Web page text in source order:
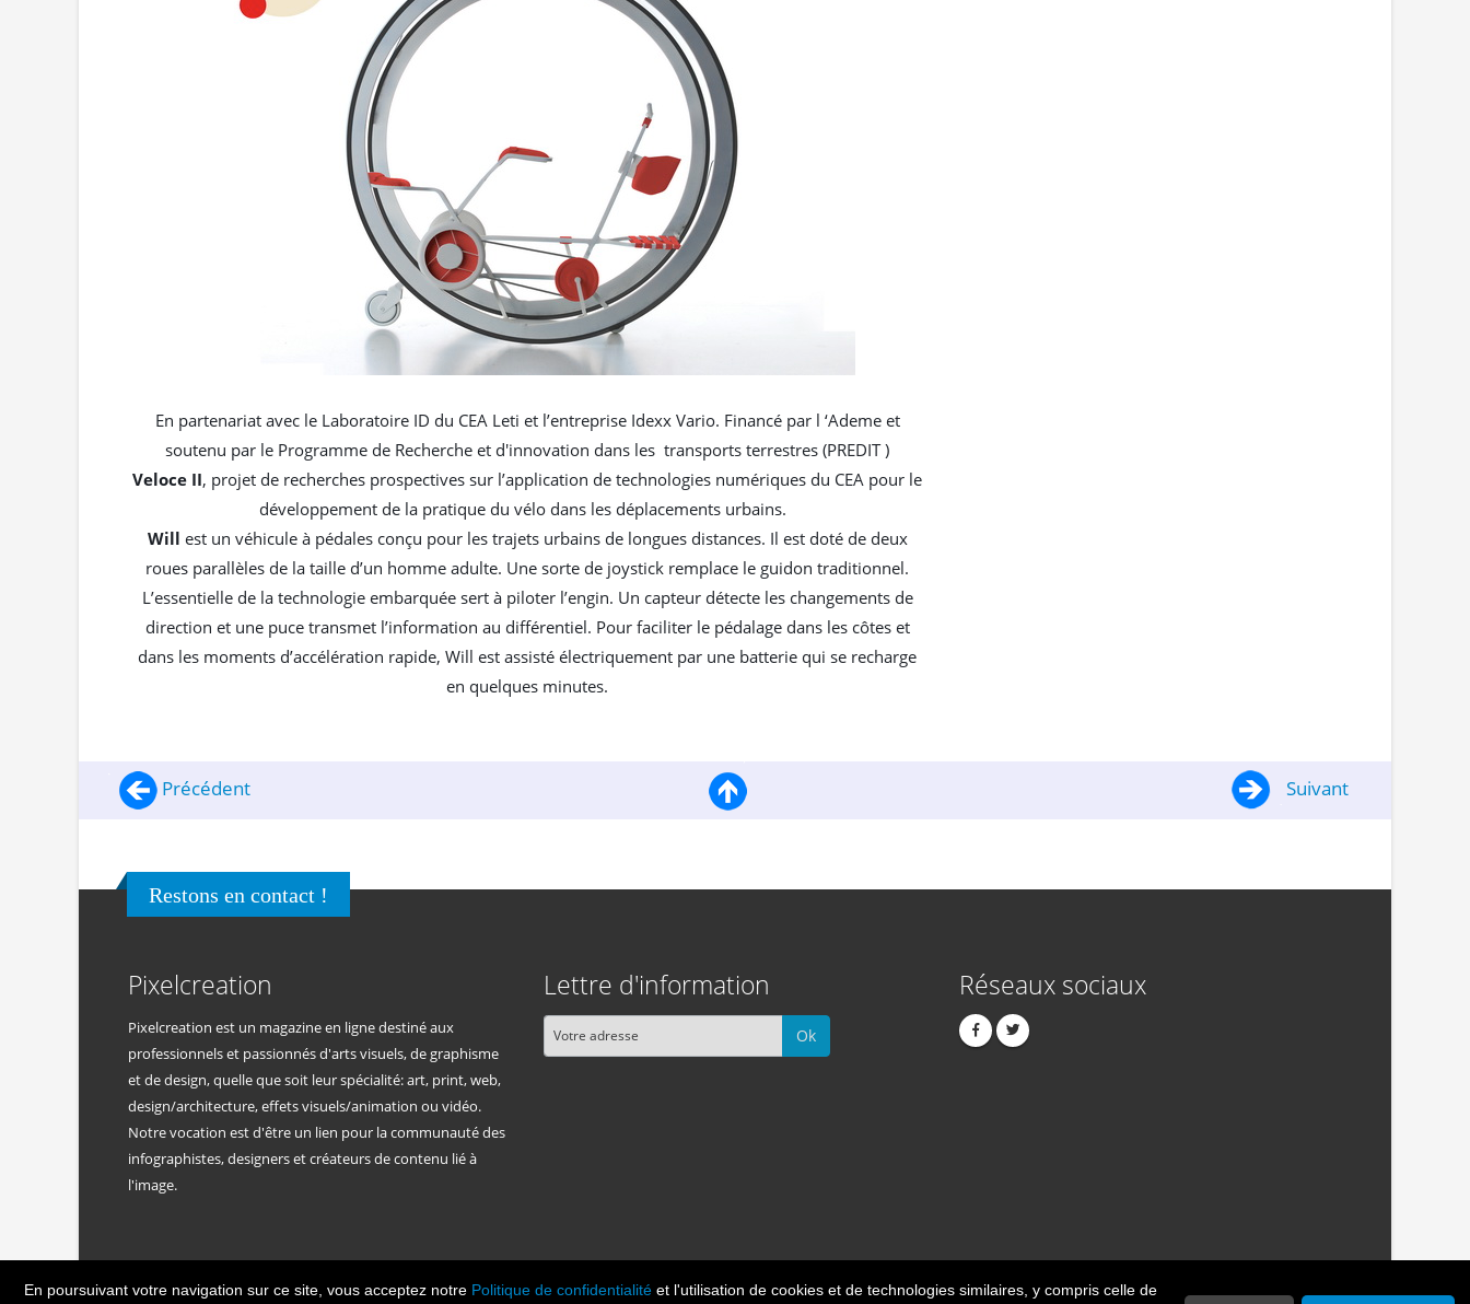
En poursuivant votre navigation sur ce site, vous acceptez notre Politique de confidentialitéet l'utilisation de cookies et de technologies similaires, y compris celle de
En partenariat avec le Laboratoire ID du CEA Leti et l’entreprise Idexx Vario. Financé par l ‘Ademe et
soutenu par le Programme de Recherche et d'innovation dans les transports terrestres (PREDIT )
Veloce II, projet de recherches prospectives sur l’application de technologies numériques du CEA pour le
développement de la pratique du vélo dans les déplacements urbains.
Will est un véhicule à pédales conçu pour les trajets urbains de longues distances. Il est doté de deux
roues parallèles de la taille d’un homme adulte. Une sorte de joystick remplace le guidon traditionnel.
L’essentielle de la technologie embarquée sert à piloter l’engin. Un capteur détecte les changements de
direction et une puce transmet l’information au différentiel. Pour faciliter le pédalage dans les côtes et
dans les moments d’accélération rapide, Will est assisté électriquement par une batterie qui se recharge
en quelques minutes.
Précédent Suivant
Restons en contact !
Pixelcreation
Pixelcreation est un magazine en ligne destiné aux
professionnels et passionnés d'arts visuels, de graphisme
et de design, quelle que soit leur spécialité: art, print, web,
design/architecture, effets visuels/animation ou vidéo.
Notre vocation est d'être un lien pour la communauté des
infographistes, designers et créateurs de contenu lié à
l'image.
Lettre d'information
Ok
Réseaux sociaux